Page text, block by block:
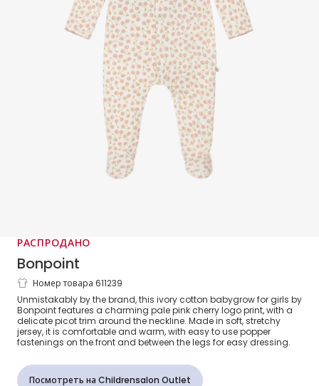
РАСПРОДАНО
Bonpoint
Girls Ivory Cotton Babygrow with Pink
Cherry Logo Print
Номер товара 611239
Unmistakably by the brand, this ivory cotton babygrow for girls by
Bonpoint features a charming pale pink cherry logo print, with a
delicate picot trim around the neckline. Made in soft, stretchy
jersey, it is comfortable and warm, with easy to use popper
fastenings on the front and between the legs for easy dressing.
Посмотреть на Childrensalon Outlet